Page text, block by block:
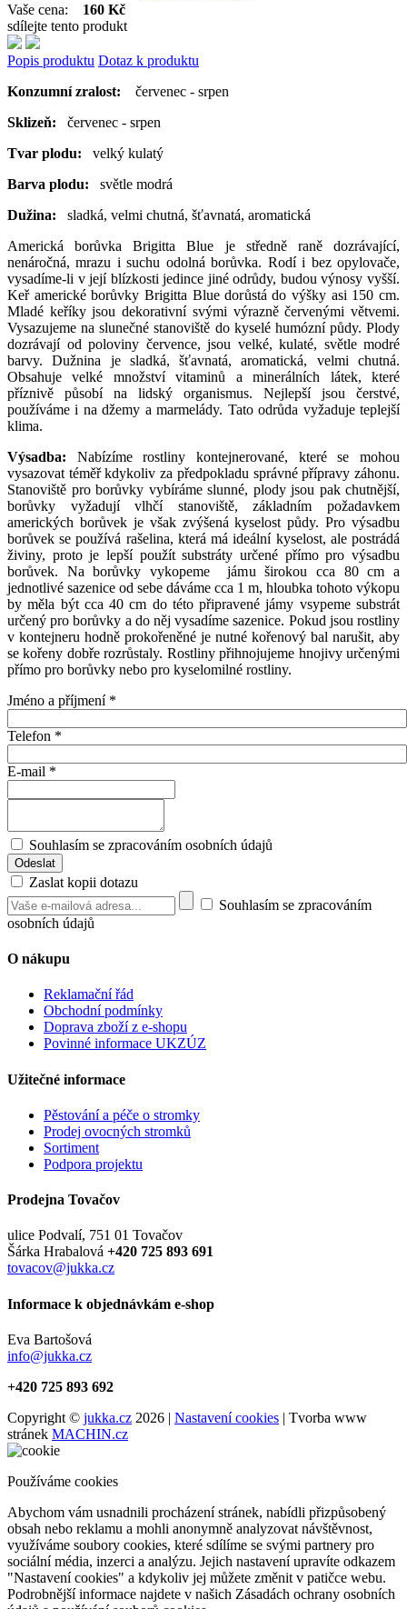
Vaše cena: 160 Kč
sdílejte tento produkt
Popis produktu Dotaz k produktu
Konzumní zralost: červenec - srpen
Sklizeň: červenec - srpen
Tvar plodu: velký kulatý
Barva plodu: světle modrá
Dužina: sladká, velmi chutná, šťavnatá, aromatická
Americká borůvka Brigitta Blue je středně raně dozrávající,
nenáročná, mrazu i suchu odolná borůvka. Rodí i bez opylovače,
vysadíme-li v její blízkosti jedince jiné odrůdy, budou výnosy vyšší.
Keř americké borůvky Brigitta Blue dorůstá do výšky asi 150 cm.
Mladé keříky jsou dekorativní svými výrazně červenými větvemi.
Vysazujeme na slunečné stanoviště do kyselé humózní půdy. Plody
dozrávají od poloviny července, jsou velké, kulaté, světle modré
barvy. Dužnina je sladká, šťavnatá, aromatická, velmi chutná.
Obsahuje velké množství vitaminů a minerálních látek, které
příznivě působí na lidský organismus. Nejlepší jsou čerstvé,
používáme i na džemy a marmelády. Tato odrůda vyžaduje teplejší
klima.
Výsadba: Nabízíme rostliny kontejnerované, které se mohou
vysazovat téměř kdykoliv za předpokladu správné přípravy záhonu.
Stanoviště pro borůvky vybíráme slunné, plody jsou pak chutnější,
borůvky vyžadují vlhčí stanoviště, základním požadavkem
amerických borůvek je však zvýšená kyselost půdy. Pro výsadbu
borůvek se používá rašelina, která má ideální kyselost, ale postrádá
živiny, proto je lepší použít substráty určené přímo pro výsadbu
borůvek. Na borůvky vykopeme jámu širokou cca 80 cm a
jednotlivé sazenice od sebe dáváme cca 1 m, hloubka tohoto výkopu
by měla být cca 40 cm do této připravené jámy vsypeme substrát
určený pro borůvky a do něj vysadíme sazenice. Pokud jsou rostliny
v kontejneru hodně prokořeněné je nutné kořenový bal narušit, aby
se kořeny dobře rozrůstaly. Rostliny přihnojujeme hnojivy určenými
přímo pro borůvky nebo pro kyselomilné rostliny.
Jméno a příjmení *
Telefon *
E-mail *
Souhlasím se zpracováním osobních údajů
Zaslat kopii dotazu
Souhlasím se zpracováním
osobních údajů
O nákupu
Reklamační řád
Obchodní podmínky
Doprava zboží z e-shopu
Povinné informace UKZÚZ
Užitečné informace
Pěstování a péče o stromky
Prodej ovocných stromků
Sortiment
Podpora projektu
Prodejna Tovačov
ulice Podvalí, 751 01 Tovačov
Šárka Hrabalová +420 725 893 691
tovacov@jukka.cz
Informace k objednávkám e-shop
Eva Bartošová
info@jukka.cz
+420 725 893 692
Copyright © jukka.cz 2026 | Nastavení cookies | Tvorba www
stránek MACHIN.cz
Používáme cookies
Abychom vám usnadnili procházení stránek, nabídli přizpůsobený
obsah nebo reklamu a mohli anonymně analyzovat návštěvnost,
využíváme soubory cookies, které sdílíme se svými partnery pro
sociální média, inzerci a analýzu. Jejich nastavení upravíte odkazem
"Nastavení cookies" a kdykoliv jej můžete změnit v patičce webu.
Podrobnější informace najdete v našich Zásadách ochrany osobních